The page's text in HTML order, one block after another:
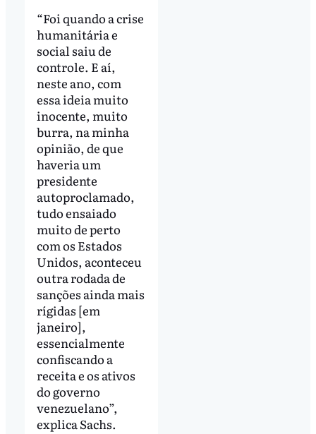
“Foi quando a crise
humanitária e
social saiu de
controle. E aí,
neste ano, com
essa ideia muito
inocente, muito
burra, na minha
opinião, de que
haveria um
presidente
autoproclamado,
tudo ensaiado
muito de perto
com os Estados
Unidos, aconteceu
outra rodada de
sanções ainda mais
rígidas [em
janeiro],
essencialmente
confiscando a
receita e os ativos
do governo
venezuelano”,
explica Sachs.